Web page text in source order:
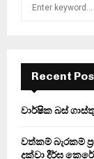
f
r
Recent
වාර්ෂික බස්
වත්කම් බැරකම්
දක්වා දීර්ඝ කෙරේ